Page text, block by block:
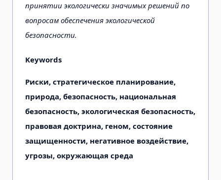
принятии экологически значимых решений по
вопросам обеспечения экологической
безопасности.
Keywords
Риски, стратегическое планирование,
природа, безопасность, национальная
безопасность, экологическая безопасность,
правовая доктрина, геном, состояние
защищенности, негативное воздействие,
угрозы, окружающая среда